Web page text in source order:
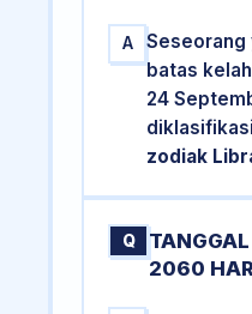
A
Seseorang
batas
24
zodiak
Q
2060